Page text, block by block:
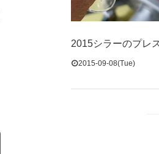
2015シラーのプレ
2015-09-08(Tue)